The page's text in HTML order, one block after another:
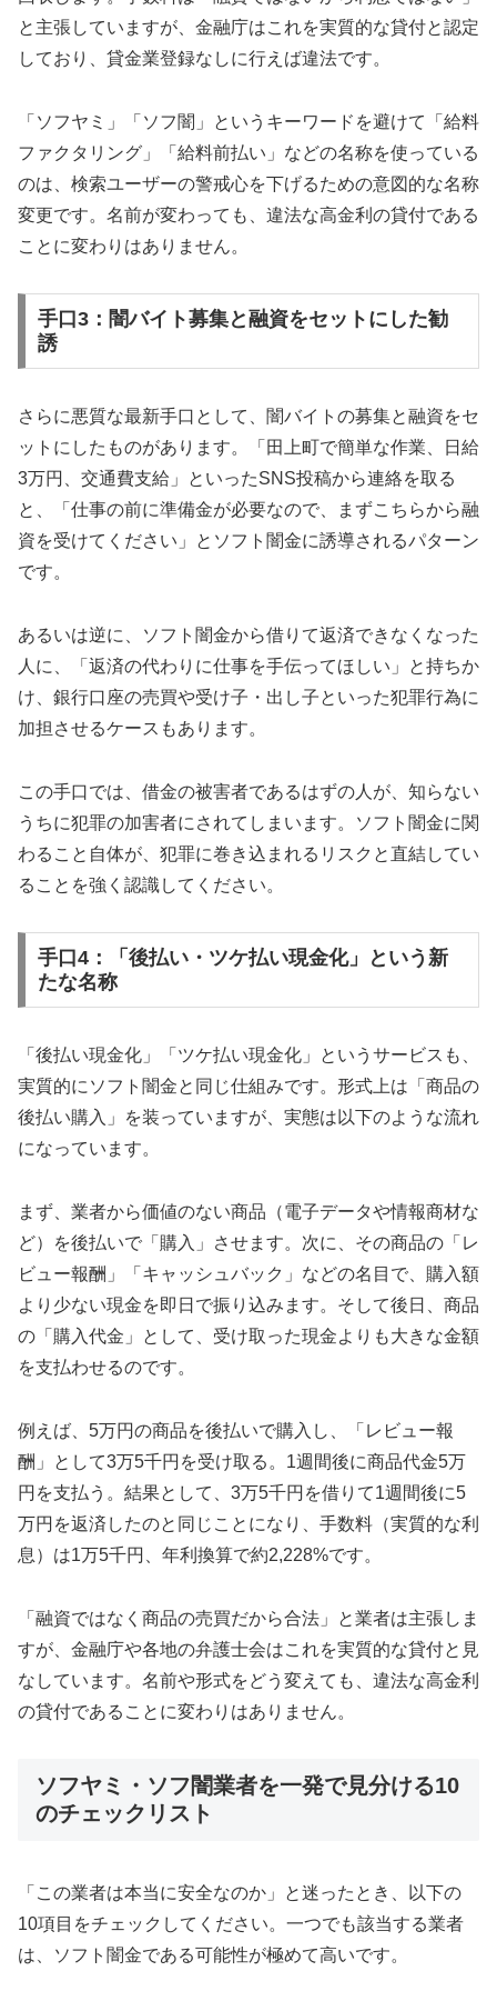
と主張していますが、金融庁はこれを実質的な貸付と認定
しており、貸金業登録なしに行えば違法です。
「ソフヤミ」「ソフ闇」というキーワードを避けて「給料
ファクタリング」「給料前払い」などの名称を使っている
のは、検索ユーザーの警戒心を下げるための意図的な名称
変更です。名前が変わっても、違法な高金利の貸付である
ことに変わりはありません。
手口3：闇バイト募集と融資をセットにした勧
誘
さらに悪質な最新手口として、闇バイトの募集と融資をセ
ットにしたものがあります。「田上町で簡単な作業、日給
3万円、交通費支給」といったSNS投稿から連絡を取る
と、「仕事の前に準備金が必要なので、まずこちらから融
資を受けてください」とソフト闇金に誘導されるパターン
です。
あるいは逆に、ソフト闇金から借りて返済できなくなった
人に、「返済の代わりに仕事を手伝ってほしい」と持ちか
け、銀行口座の売買や受け子・出し子といった犯罪行為に
加担させるケースもあります。
この手口では、借金の被害者であるはずの人が、知らない
うちに犯罪の加害者にされてしまいます。ソフト闇金に関
わること自体が、犯罪に巻き込まれるリスクと直結してい
ることを強く認識してください。
手口4：「後払い・ツケ払い現金化」という新
たな名称
「後払い現金化」「ツケ払い現金化」というサービスも、
実質的にソフト闇金と同じ仕組みです。形式上は「商品の
後払い購入」を装っていますが、実態は以下のような流れ
になっています。
まず、業者から価値のない商品（電子データや情報商材な
ど）を後払いで「購入」させます。次に、その商品の「レ
ビュー報酬」「キャッシュバック」などの名目で、購入額
より少ない現金を即日で振り込みます。そして後日、商品
の「購入代金」として、受け取った現金よりも大きな金額
を支払わせるのです。
例えば、5万円の商品を後払いで購入し、「レビュー報
酬」として3万5千円を受け取る。1週間後に商品代金5万
円を支払う。結果として、3万5千円を借りて1週間後に5
万円を返済したのと同じことになり、手数料（実質的な利
息）は1万5千円、年利換算で約2,228%です。
「融資ではなく商品の売買だから合法」と業者は主張しま
すが、金融庁や各地の弁護士会はこれを実質的な貸付と見
なしています。名前や形式をどう変えても、違法な高金利
の貸付であることに変わりはありません。
ソフヤミ・ソフ闇業者を一発で見分ける10
のチェックリスト
「この業者は本当に安全なのか」と迷ったとき、以下の
10項目をチェックしてください。一つでも該当する業者
は、ソフト闇金である可能性が極めて高いです。